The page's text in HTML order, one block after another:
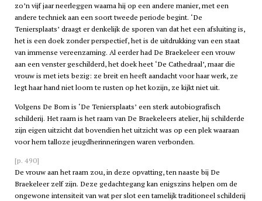
zo’n vijf jaar neerleggen waarna hij op een andere manier, met een
andere techniek aan een soort tweede periode begint. ‘De
Teniersplaats’ draagt er denkelijk de sporen van dat het een afsluiting is,
het is een doek zonder perspectief, het is de uitdrukking van een staat
van immense vereenzaming. Al eerder had De Braekeleer een vrouw
aan een venster geschilderd, het doek heet ‘De Cathedraal’, maar die
vrouw is met iets bezig: ze breit en heeft aandacht voor haar werk, ze
legt haar hand niet loom te rusten op het kozijn, ze kijkt niet uit.
Volgens De Bom is ‘De Teniersplaats’ een sterk autobiografisch
schilderij. Het raam is het raam van De Braekeleers atelier, hij schilderde
zijn eigen uitzicht dat bovendien het uitzicht was op een plek waaraan
voor hem talloze jeugdherinneringen waren verbonden.
[p. 490]
De vrouw aan het raam zou, in deze opvatting, ten naaste bij De
Braekeleer zelf zijn. Deze gedachtegang kan enigszins helpen om de
ongewone intensiteit van wat per slot een tamelijk traditioneel schilderij